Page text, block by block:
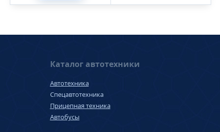
Каталог автотехники
Автотехника
Спецавтотехника
Прицепная техника
Автобусы